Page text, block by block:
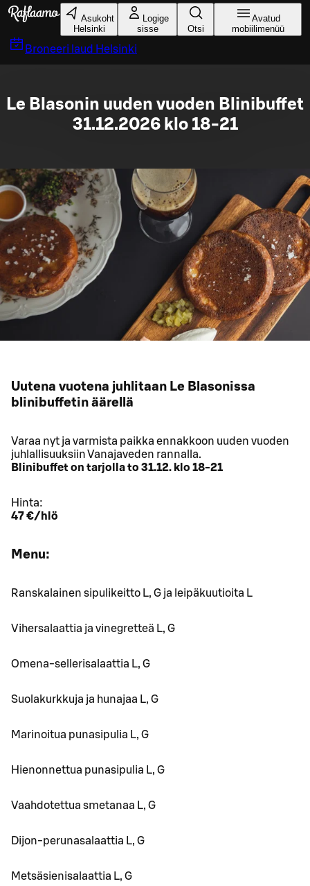
Liigu peamise sisu juurde
Asukoht
Helsinki
Logige
sisse
Otsi
Avatud
mobiilimenüü
Broneeri laud Helsinki
Le Blasonin uuden vuoden Blinibuffet
31.12.2026 klo 18-21
Uutena vuotena juhlitaan Le Blasonissa
blinibuffetin äärellä
Varaa nyt ja varmista paikka ennakkoon uuden vuoden
juhlallisuuksiin Vanajaveden rannalla.
Blinibuffet on tarjolla to 31.12. klo 18-21
Hinta:
47 €/hlö
Menu:
Ranskalainen sipulikeitto L, G ja leipäkuutioita L
Vihersalaattia ja vinegretteä L, G
Omena-sellerisalaattia L, G
Suolakurkkuja ja hunajaa L, G
Marinoitua punasipulia L, G
Hienonnettua punasipulia L, G
Vaahdotettua smetanaa L, G
Dijon-perunasalaattia L, G
Metsäsienisalaattia L, G